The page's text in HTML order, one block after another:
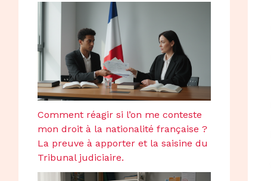
Comment réagir si l’on me conteste
mon droit à la nationalité française ?
La preuve à apporter et la saisine du
Tribunal judiciaire.